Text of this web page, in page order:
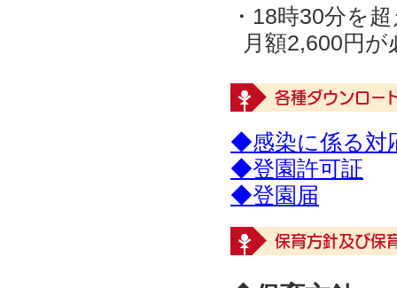
・18時30分を
月額2,600円
各種ダウンロー
◆感染に係る対
◆登園許可証
◆登園届
保育方針及び保